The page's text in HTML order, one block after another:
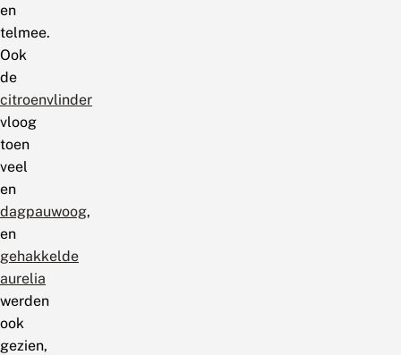
en
telmee.
Ook
de
citroenvlinder
vloog
toen
veel
en
dagpauwoog,
en
gehakkelde
aurelia
werden
ook
gezien,